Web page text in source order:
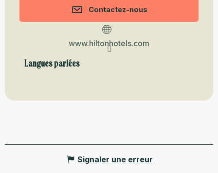
Contactez-nous
www.hiltonhotels.com
Langues parlées
Langues parlées
Signaler une erreur